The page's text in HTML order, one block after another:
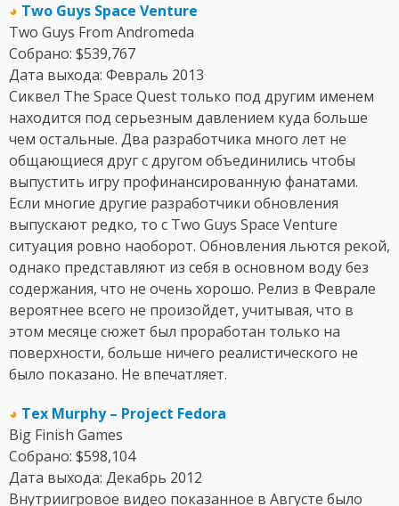
◕ Two Guys Space Venture
Two Guys From Andromeda
Собрано: $539,767
Дата выхода: Февраль 2013
Сиквел The Space Quest только под другим именем
находится под серьезным давлением куда больше
чем остальные. Два разработчика много лет не
общающиеся друг с другом объединились чтобы
выпустить игру профинансированную фанатами.
Если многие другие разработчики обновления
выпускают редко, то с Two Guys Space Venture
ситуация ровно наоборот. Обновления льются рекой,
однако представляют из себя в основном воду без
содержания, что не очень хорошо. Релиз в Феврале
вероятнее всего не произойдет, учитывая, что в
этом месяце сюжет был проработан только на
поверхности, больше ничего реалистического не
было показано. Не впечатляет.
◕ Tex Murphy – Project Fedora
Big Finish Games
Собрано: $598,104
Дата выхода: Декабрь 2012
Внутриигровое видео показанное в Августе было